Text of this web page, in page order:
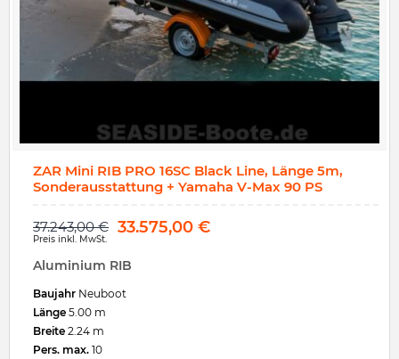
ZAR Mini RIB PRO 16SC Black Line, Länge 5m,
Sonderausstattung + Yamaha V-Max 90 PS
37.243,00€ 33.575,00 €
Preis inkl. MwSt.
Aluminium RIB
Baujahr Neuboot
Länge 5.00 m
Breite 2.24 m
Pers. max. 10